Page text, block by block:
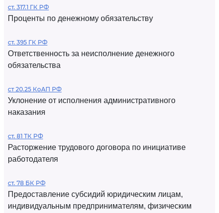
ст. 317.1 ГК РФ
Проценты по денежному обязательству
ст. 395 ГК РФ
Ответственность за неисполнение денежного
обязательства
ст 20.25 КоАП РФ
Уклонение от исполнения административного
наказания
ст. 81 ТК РФ
Расторжение трудового договора по инициативе
работодателя
ст. 78 БК РФ
Предоставление субсидий юридическим лицам,
индивидуальным предпринимателям, физическим